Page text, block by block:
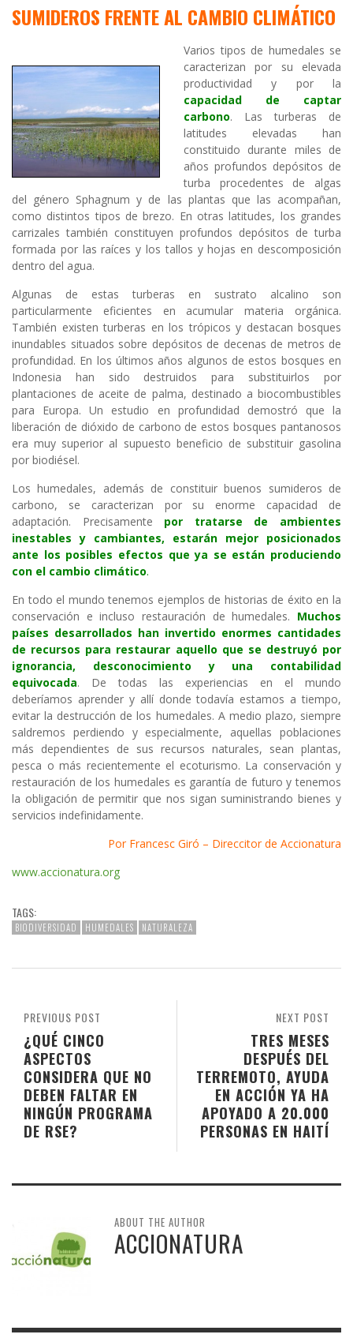
SUMIDEROS FRENTE AL CAMBIO CLIMÁTICO
Varios tipos de humedales se
caracterizan por su elevada
productividad y por la
capacidad de captar
carbono. Las turberas de
latitudes elevadas han
constituido durante miles de
años profundos depósitos de
turba procedentes de algas
del género Sphagnum y de las plantas que las acompañan,
como distintos tipos de brezo. En otras latitudes, los grandes
carrizales también constituyen profundos depósitos de turba
formada por las raíces y los tallos y hojas en descomposición
dentro del agua.
Algunas de estas turberas en sustrato alcalino son
particularmente eficientes en acumular materia orgánica.
También existen turberas en los trópicos y destacan bosques
inundables situados sobre depósitos de decenas de metros de
profundidad. En los últimos años algunos de estos bosques en
Indonesia han sido destruidos para substituirlos por
plantaciones de aceite de palma, destinado a biocombustibles
para Europa. Un estudio en profundidad demostró que la
liberación de dióxido de carbono de estos bosques pantanosos
era muy superior al supuesto beneficio de substituir gasolina
por biodiésel.
Los humedales, además de constituir buenos sumideros de
carbono, se caracterizan por su enorme capacidad de
adaptación. Precisamente por tratarse de ambientes
inestables y cambiantes, estarán mejor posicionados
ante los posibles efectos que ya se están produciendo
con el cambio climático.
En todo el mundo tenemos ejemplos de historias de éxito en la
conservación e incluso restauración de humedales. Muchos
países desarrollados han invertido enormes cantidades
de recursos para restaurar aquello que se destruyó por
ignorancia, desconocimiento y una contabilidad
equivocada. De todas las experiencias en el mundo
deberíamos aprender y allí donde todavía estamos a tiempo,
evitar la destrucción de los humedales. A medio plazo, siempre
saldremos perdiendo y especialmente, aquellas poblaciones
más dependientes de sus recursos naturales, sean plantas,
pesca o más recientemente el ecoturismo. La conservación y
restauración de los humedales es garantía de futuro y tenemos
la obligación de permitir que nos sigan suministrando bienes y
servicios indefinidamente.
Por Francesc Giró – Direccitor de Accionatura
www.accionatura.org
TAGS:
BIODIVERSIDAD HUMEDALES NATURALEZA
NEXT POST
TRES MESES
DESPUÉS DEL
TERREMOTO, AYUDA
EN ACCIÓN YA HA
APOYADO A 20.000
PERSONAS EN HAITÍ
PREVIOUS POST
¿QUÉ CINCO
ASPECTOS
CONSIDERA QUE NO
DEBEN FALTAR EN
NINGÚN PROGRAMA
DE RSE?
ABOUT THE AUTHOR
ACCIONATURA